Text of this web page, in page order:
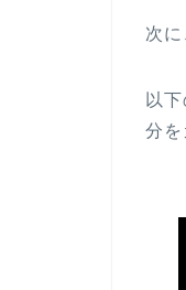
次
以
分を